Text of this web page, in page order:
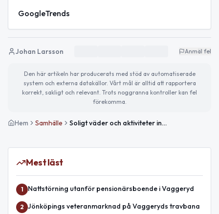
GoogleTrends
Johan Larsson Anmäl fel
Den här artikeln har producerats med stöd av automatiserade
system och externa datakällor. Vårt mål är alltid att rapportera
korrekt, sakligt och relevant. Trots noggranna kontroller kan fel
förekomma.
Hem Samhälle Soligt väder och aktiviteter inför helgen
Mest läst
1 Nattstörning utanför pensionärsboende i Vaggeryd
2 Jönköpings veteranmarknad på Vaggeryds travbana